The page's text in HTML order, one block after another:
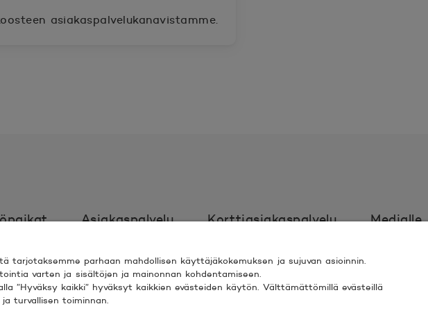
asiakaspalvelukanavistamme.
Asiakaspalvelu Korttiasiakaspalvelu Medialle
Ehdot Turvallinen asiointi Saavutettavuus
tarjotaksemme parhaan mahdollisen käyttäjäkokemuksen ja sujuvan asioinnin.
varten ja sisältöjen ja mainonnan kohdentamiseen.
”Hyväksy kaikki” hyväksyt kaikkien evästeiden käytön. Välttämättömillä evästeillä
turvallisen toiminnan.